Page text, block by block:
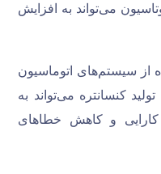
می‌تواند به افزایش
از سیستم‌های اتوماسیون
کنسانتره می‌تواند به
و کاهش خطاهای